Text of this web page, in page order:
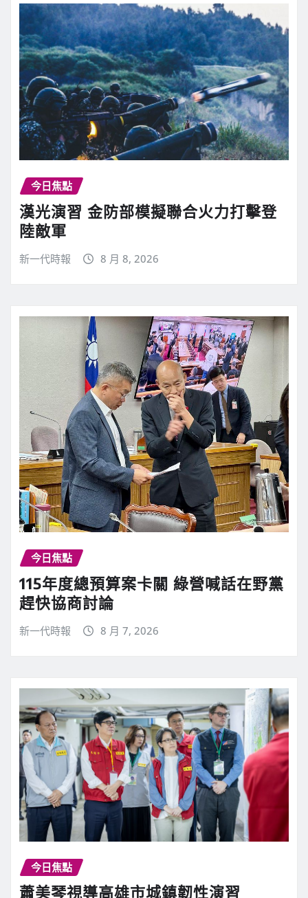
今日焦點
漢光演習 金防部模擬聯合火力打擊登
陸敵軍
新一代時報 8 月 8, 2026
今日焦點
115年度總預算案卡關 綠營喊話在野黨
趕快協商討論
新一代時報 8 月 7, 2026
今日焦點
蕭美琴視導高雄市城鎮韌性演習